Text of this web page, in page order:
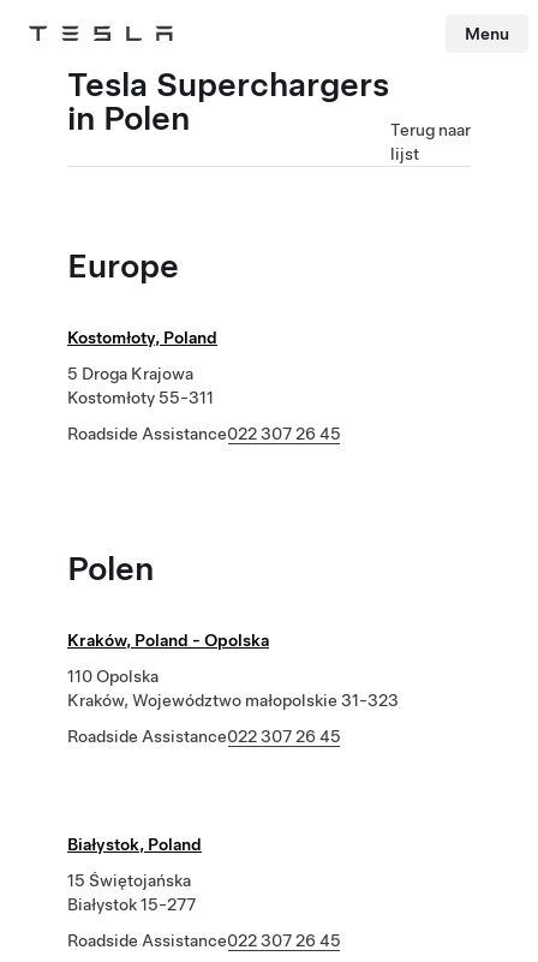
Tesla Menu
Tesla Superchargers
in Polen
Terug naar
lijst
Europe
Kostomłoty, Poland
5 Droga Krajowa
Kostomłoty 55-311
Roadside Assistance022 307 26 45
Polen
Kraków, Poland - Opolska
110 Opolska
Kraków, Województwo małopolskie 31-323
Roadside Assistance022 307 26 45
Białystok, Poland
15 Świętojańska
Białystok 15-277
Roadside Assistance022 307 26 45